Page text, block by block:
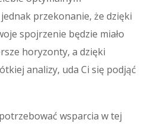
przekonanie, że dzięki
spojrzenie będzie miało
horyzonty, a dzięki
analizy, uda Ci się podjąć
wsparcia w tej